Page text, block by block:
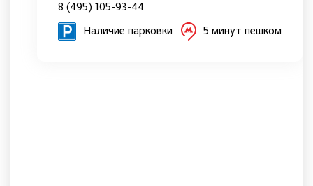
8 (495) 105-93-44
Наличие парковки 5 минут пешком